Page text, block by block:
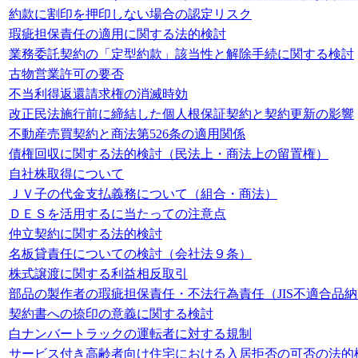
約款に割印を押印しない場合の認定リスク
瑕疵担保責任の適用に関する法的検討
業務委託契約の「定型約款」該当性と解除手続に関する検討
古物営業許可の要否
不当利得返還請求権の消滅時効
改正民法施行前に締結した個人根保証契約と契約更新の影響
不動産売買契約と商法第526条の適用関係
債権回収に関する法的検討（民法上・商法上の留置権）
自社株取得について
ＪＶ子の代金支払義務について（組合・商法）
ＤＥＳを活用するに当たっての注意点
仲立契約に関する法的検討
名板貸責任についての検討（会社法９条）
株式譲渡に関する利益相反取引
部品の製作者の瑕疵担保責任・不法行為責任（JIS不適合品納
契約書への捺印の意義に関する検討
白ナンバートラックの運転者に対する規制
サービス付き高齢者向け住宅における入居拒否の可否の法的